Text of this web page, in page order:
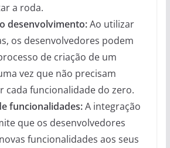
a roda.
desenvolvimento:Ao utilizar
os desenvolvedores podem
de criação de um
vez que não precisam
cada funcionalidade do zero.
funcionalidades:A integração
que os desenvolvedores
funcionalidades aos seus